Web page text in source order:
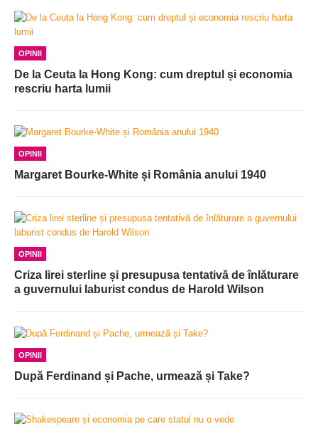
OPINII
De la Ceuta la Hong Kong: cum dreptul și economia
rescriu harta lumii
OPINII
Margaret Bourke-White și România anului 1940
OPINII
Criza lirei sterline și presupusa tentativă de înlăturare
a guvernului laburist condus de Harold Wilson
OPINII
După Ferdinand și Pache, urmează și Take?